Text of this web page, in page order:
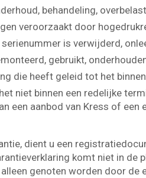
behandeling,
veroorzaakt door
is verwijderd,
gebruikt,
die heeft geleid tot het
niet binnen een redelijke
een aanbod van Kress of
dient u een
komt niet in
genoten worden door de